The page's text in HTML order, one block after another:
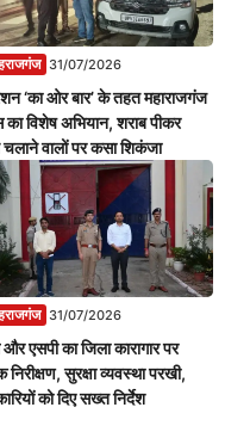
31/07/2026
‘का ओर बार’ के तहत महाराजगंज
का विशेष अभियान, शराब पीकर
चलाने वालों पर कसा शिकंजा
31/07/2026
और एसपी का जिला कारागार पर
सुरक्षा व्यवस्था परखी,
को दिए सख्त निर्देश